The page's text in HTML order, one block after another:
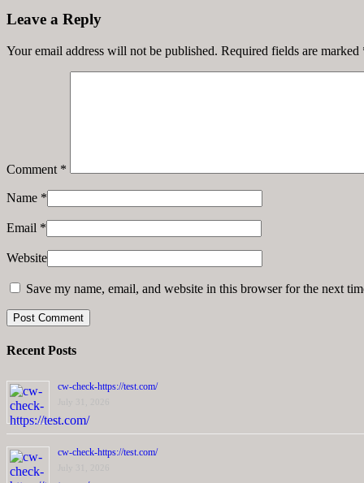
Leave a Reply
Your email address will not be published. Required fields are marked
Comment *
Name *
Email *
Website
Save my name, email, and website in this browser for the next
Recent Posts
cw-check-https://test.com/
cw-check-https://test.com/